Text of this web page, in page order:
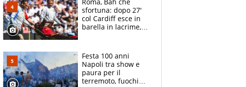
sfortuna: dopo 27'
col Cardiff esce in
barella in lacrime,
prendono 3 gol in
45'
Festa 100 anni
Napoli tra show e
paura per il
terremoto, fuochi